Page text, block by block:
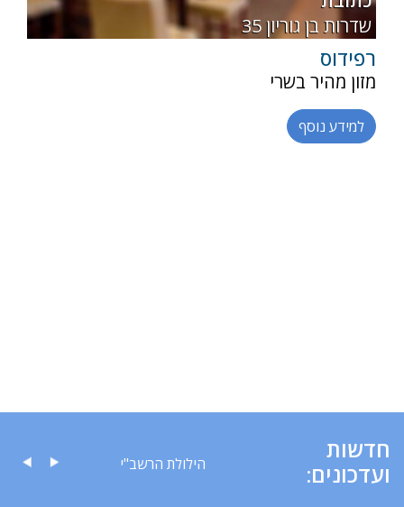
35 שדרות בן גוריון
רפידוס
מזון מהיר בשרי
למידע נוסף
חדשות
ועדכונים:
לציבור הילולת הרשב"י